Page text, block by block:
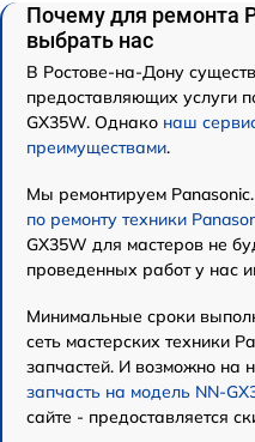
Почему для ремонта
выбрать нас
В Ростове-на-Дону
предоставляющих услуги
GX35W. Однако наш
преимуществами.
Мы ремонтируем
по ремонту техники
GX35W для мастеров не
проведенных работ у нас
Минимальные сроки
сеть мастерских техники
запчастей. И возможно на
запчасть на модель NN-
сайте - предоставляется